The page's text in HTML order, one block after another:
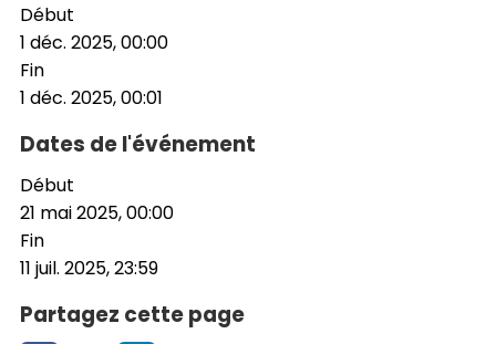
Début
1 déc. 2025, 00:00
Fin
1 déc. 2025, 00:01
Dates de l'événement
Début
21 mai 2025, 00:00
Fin
11 juil. 2025, 23:59
Partagez cette page